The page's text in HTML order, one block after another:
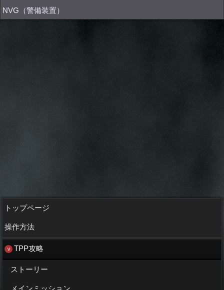
NVG（警備装置）
トップページ
操作方法
TPP攻略
ストーリー
メインミッション